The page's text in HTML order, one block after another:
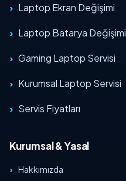
Laptop Ekran Değişimi
Laptop Batarya Değişimi
Gaming Laptop Servisi
Kurumsal Laptop Servisi
Servis Fiyatları
Kurumsal & Yasal
Hakkımızda